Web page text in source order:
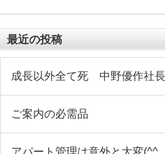
最近の投稿
成長以外全て死 中野優作社
ご案内の必需品
アパート管理は意外と大変(^^ゞ